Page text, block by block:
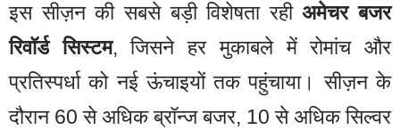
इस सीज़न की सबसे बड़ी विशेषता रहीअमेचर बजर
रिवॉर्ड सिस्टम, जिसने हर मुकाबले में रोमांच और
प्रतिस्पर्धा को नई ऊंचाइयों तक पहुंचाया। सीज़न के
दौरान 60 से अधिक ब्रॉन्ज बजर, 10 से अधिक सिल्वर